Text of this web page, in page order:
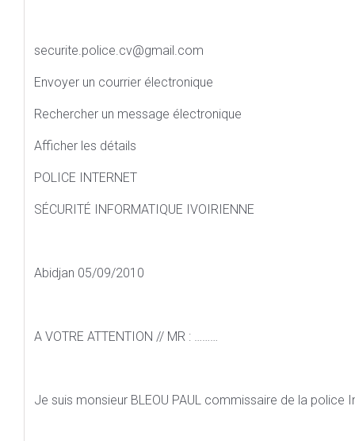
securite.police.cv@gmail.com
Envoyer un courrier électronique
Rechercher un message électronique
Afficher les détails
POLICE INTERNET
SÉCURITÉ INFORMATIQUE IVOIRIENNE
Abidjan 05/09/2010
A VOTRE ATTENTION // MR : ………
Je suis monsieur BLEOU PAUL commissaire de la police